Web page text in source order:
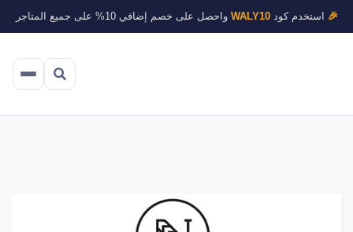
🎉 استخدم كودWALY10 واحصل على خصم إضافي 10% على جميع المتاجر